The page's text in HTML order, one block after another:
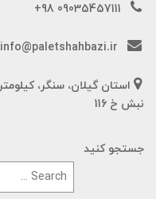
09035457111 98+
info@paletshahbazi.ir
نبش خ 116
جستجو کنید